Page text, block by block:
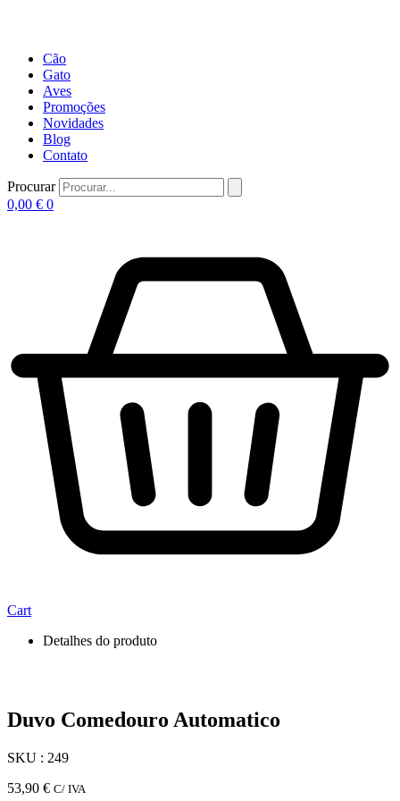
Cão
Gato
Aves
Promoções
Novidades
Blog
Contato
Procurar
0,00 € 0
Cart
Detalhes do produto
Duvo Comedouro Automatico
SKU : 249
53,90 € C/ IVA